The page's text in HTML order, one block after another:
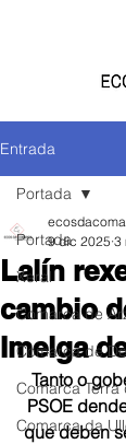
Entrada
Portada
Xeral
Comarca de
Comarca de
Comarca Terra
Comarca da
Portada
Lalín
cambio
Imelga
9 dic 2025 3
Tanto o
PSOE
que deben